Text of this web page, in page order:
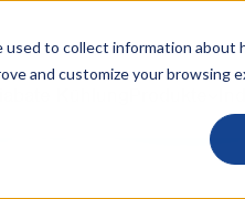
to collect information
and customize your browsing